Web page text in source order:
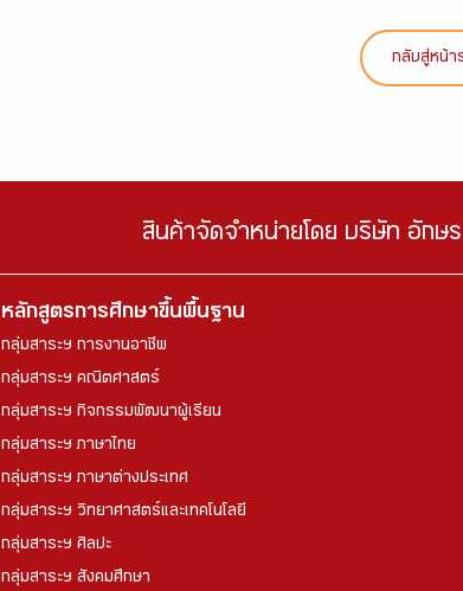
กลับสู่หน้า
สินค้าจัดจำหน่ายโดย บริษัท อักษ
หลักสูตรการศึกษาขึ้นพื้นฐาน
กลุ่มสาระฯ การงานอาชีพ
กลุ่มสาระฯ คณิตศาสตร์
กลุ่มสาระฯ กิจกรรมพัฒนาผู้เรียน
กลุ่มสาระฯ ภาษาไทย
กลุ่มสาระฯ ภาษาต่างประเทศ
กลุ่มสาระฯ วิทยาศาสตร์และเทคโนโลยี
กลุ่มสาระฯ ศิลปะ
กลุ่มสาระฯ สังคมศึกษา